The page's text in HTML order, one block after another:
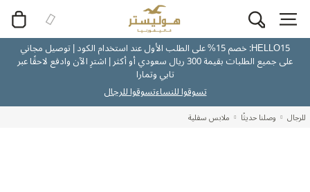
HELLO15: خصم 15% على الطلب الأول عند استخدام الكود | توصيل مجاني
على جميع الطلبات بقيمة 300 ريال سعودي أو أكثر | اشترِ الآن وادفع لاحقًا عبر
تابي وتمارا
تسوقوا للنساءتسوقوا للرجال
للرجال وصلنا حديثًا ملابس سفلية